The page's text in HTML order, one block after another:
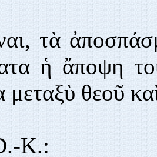
τὰ
ἡ ἄποψη
μεταξὺ θεοῦ
K.: